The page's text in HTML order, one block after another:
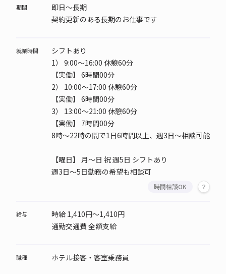
期間
即日～長期
契約更新のある長期のお仕事です
就業時間
シフトあり
1）
9:00～16:00 休憩60分
【実働】 6時間00分
2）
10:00～17:00 休憩60分
【実働】 6時間00分
3）
13:00～21:00 休憩60分
【実働】 7時間00分
8時～22時の間で1日6時間以上、週3日～相談可能
【曜日】
月～日 祝 週5日 シフトあり
週3日～5日勤務の希望も相談可
時間相談OK
給与
時給 1,410円～1,410円
通勤交通費 全額支給
職種 ホテル接客・客室乗務員